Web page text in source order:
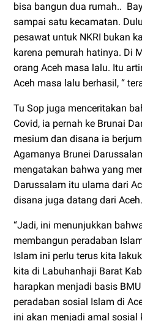
bisa bangun dua rumah..
sampai satu kecamatan.
pesawat untuk NKRI bukan
karena pemurah hatinya. Di
orang Aceh masa lalu. Itu
Aceh masa lalu berhasil, “
Tu Sop juga menceritakan
Covid, ia pernah ke Brunai
mesium dan disana ia
Agamanya Brunei
mengatakan bahwa yang
Darussalam itu ulama dari
disana juga datang dari Aceh.
“Jadi, ini menunjukkan
membangun peradaban
Islam ini perlu terus kita
kita di Labuhanhaji Barat
harapkan menjadi basis
peradaban sosial Islam di
ini akan menjadi amal sosial